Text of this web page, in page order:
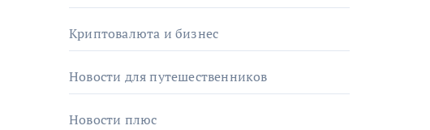
Криптовалюта и бизнес
Новости для путешественников
Новости плюс